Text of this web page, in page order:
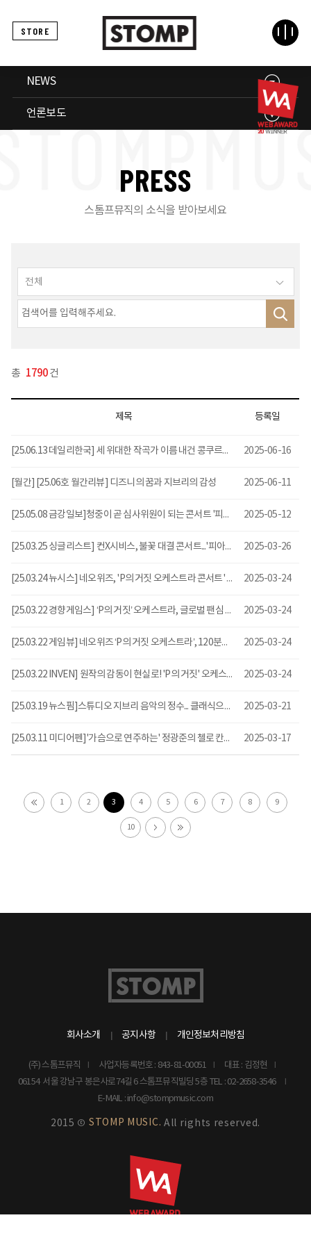
STORE
NEWS
언론보도
PRESS
스톰프뮤직의 소식을 받아보세요
총 1790건
제목 등록일
[25.06.13 데일리한국] 세 위대한 작곡가 이름 내건 콩쿠르의 수상자들이 연주하는 쇼팽·리스트·파가니니 2025-06-16
[월간] [25.06호 월간리뷰] 디즈니의 꿈과 지브리의 감성 2025-06-11
[25.05.08 금강일보]청중이 곧 심사위원이 되는 콘서트 '피아노 배틀'... 6월 대전·대구서 개최 2025-05-12
[25.03.25 싱글리스트] 컨X시비스, 불꽃 대결 콘서트...'피아노 배틀' 6월 열린다 2025-03-26
[25.03.24 뉴시스] 네오위즈, 'P의 거짓 오케스트라 콘서트' 성료…OST 1곡 최초 공개 2025-03-24
[25.03.22 경향게임스] ‘P의 거짓’ 오케스트라, 글로벌 팬심 증명한 뜨거운 인기...DLC 수록곡 깜짝 공개 2025-03-24
[25.03.22 게임뷰] 네오위즈 ‘P의 거짓 오케스트라’, 120분에 압축한 크라트의 애절함 2025-03-24
[25.03.22 INVEN] 원작의 감동이 현실로! 'P의 거짓' 오케스트라 현장 2025-03-24
[25.03.19 뉴스핌]스튜디오 지브리 음악의 정수... 클래식으로 만난다 2025-03-21
[25.03.11 미디어펜]'가슴으로 연주하는' 정광준의 첼로 칸타빌레 2025-03-17
1 2 3 4 5 6 7 8 9
10
회사소개 공지사항 개인정보처리방침
(주) 스톰프뮤직 사업자등록번호 : 843-81-00051
대표 : 김정현
06154 서울 강남구 봉은사로74길 6 스톰프뮤직빌딩 5층 TEL : 02-2658-3546
E-MAIL : info@stompmusic.com
2015 © STOMP MUSIC. All rights reserved.